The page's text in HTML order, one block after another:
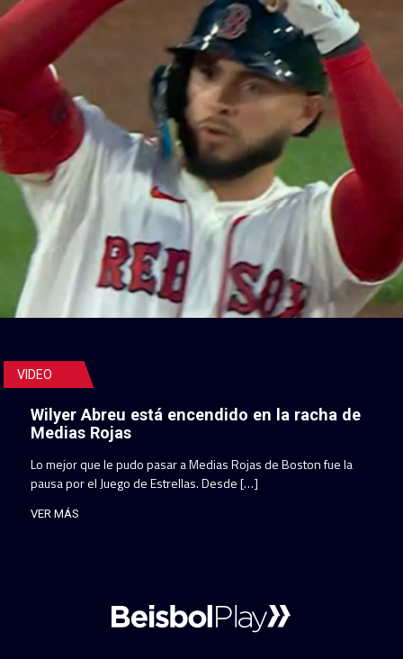
VIDEO
Wilyer Abreu está encendido en la racha de
Medias Rojas
Lo mejor que le pudo pasar a Medias Rojas de Boston fue la
pausa por el Juego de Estrellas. Desde […]
VER MÁS